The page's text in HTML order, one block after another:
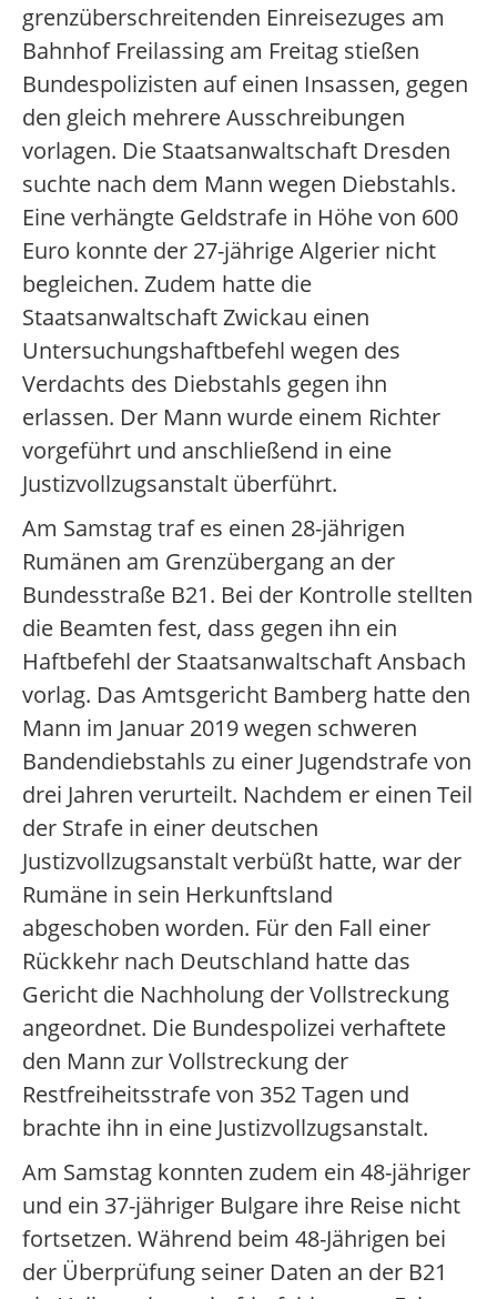
grenzüberschreitenden Einreisezuges am
Bahnhof Freilassing am Freitag stießen
Bundespolizisten auf einen Insassen, gegen
den gleich mehrere Ausschreibungen
vorlagen. Die Staatsanwaltschaft Dresden
suchte nach dem Mann wegen Diebstahls.
Eine verhängte Geldstrafe in Höhe von 600
Euro konnte der 27-jährige Algerier nicht
begleichen. Zudem hatte die
Staatsanwaltschaft Zwickau einen
Untersuchungshaftbefehl wegen des
Verdachts des Diebstahls gegen ihn
erlassen. Der Mann wurde einem Richter
vorgeführt und anschließend in eine
Justizvollzugsanstalt überführt.
Am Samstag traf es einen 28-jährigen
Rumänen am Grenzübergang an der
Bundesstraße B21. Bei der Kontrolle stellten
die Beamten fest, dass gegen ihn ein
Haftbefehl der Staatsanwaltschaft Ansbach
vorlag. Das Amtsgericht Bamberg hatte den
Mann im Januar 2019 wegen schweren
Bandendiebstahls zu einer Jugendstrafe von
drei Jahren verurteilt. Nachdem er einen Teil
der Strafe in einer deutschen
Justizvollzugsanstalt verbüßt hatte, war der
Rumäne in sein Herkunftsland
abgeschoben worden. Für den Fall einer
Rückkehr nach Deutschland hatte das
Gericht die Nachholung der Vollstreckung
angeordnet. Die Bundespolizei verhaftete
den Mann zur Vollstreckung der
Restfreiheitsstrafe von 352 Tagen und
brachte ihn in eine Justizvollzugsanstalt.
Am Samstag konnten zudem ein 48-jähriger
und ein 37-jähriger Bulgare ihre Reise nicht
fortsetzen. Während beim 48-Jährigen bei
der Überprüfung seiner Daten an der B21